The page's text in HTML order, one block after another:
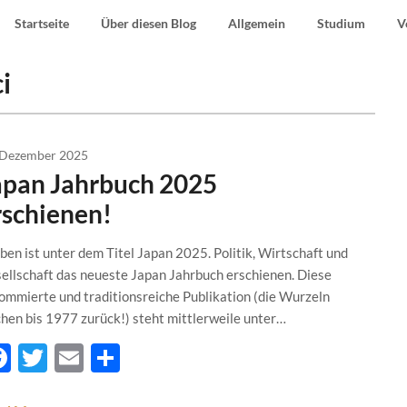
Startseite Über diesen Blog Allgemein Studium
2025
Jahrbuch 2025
ist unter dem Titel Japan 2025. Politik, Wirtschaft und
das neueste Japan Jahrbuch erschienen. Diese
und traditionsreiche Publikation (die Wurzeln
bis 1977 zurück!) steht mittlerweile unter…
Facebook
Twitter
EmailTeilen